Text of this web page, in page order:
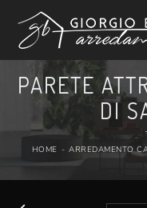
PARETE
DI
HOME - ARREDAMENTO